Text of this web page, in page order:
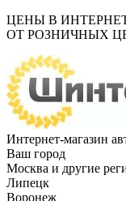
ЦЕНЫ В
ОТ РОЗНИЧНЫХ
Интернет-магазин
Ваш город
Москва и другие
Липецк
Воронеж